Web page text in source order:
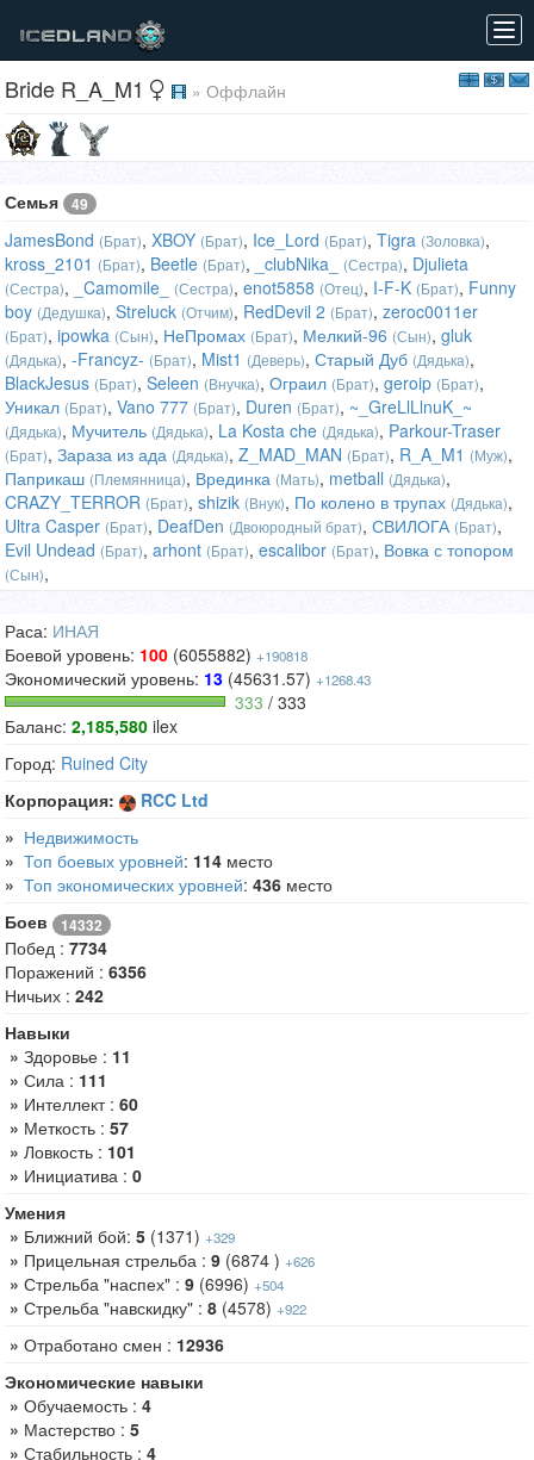
Bride R_A_M1 » Оффлайн
Семья 49
JamesBond (Брат), XBOY (Брат), Ice_Lord (Брат), Tigra (Золовка),
kross_2101 (Брат), Beetle (Брат), _clubNika_ (Сестра), Djulieta
(Сестра), _Camomile_ (Сестра), enot5858 (Отец), I-F-K (Брат), Funny
boy (Дедушка), Streluck (Отчим), RedDevil 2 (Брат), zeroc0011er
(Брат), ipowka (Сын), НеПромах (Брат), Мелкий-96 (Сын), gluk
(Дядька), -Francyz- (Брат), Mist1 (Деверь), Старый Дуб (Дядька),
BlackJesus (Брат), Seleen (Внучка), Ограил (Брат), geroip (Брат),
Уникал (Брат), Vano 777 (Брат), Duren (Брат), ~_GreLlLlnuK_~
(Дядька), Мучитель (Дядька), La Kosta che (Дядька), Parkour-Traser
(Брат), Зараза из ада (Дядька), Z_MAD_MAN (Брат), R_A_M1 (Муж),
Паприкаш (Племянница), Врединка (Мать), metball (Дядька),
CRAZY_TERROR (Брат), shizik (Внук), По колено в трупах (Дядька),
Ultra Casper (Брат), DeafDen (Двоюродный брат), СВИЛОГА (Брат),
Evil Undead (Брат), arhont (Брат), escalibor (Брат), Вовка с топором
(Сын),
Раса: ИНАЯ
Боевой уровень: 100 (6055882) +190818
Экономический уровень: 13 (45631.57) +1268.43
333 / 333
Баланс: 2,185,580 ilex
Город: Ruined City
Корпорация:
RCC Ltd
» Недвижимость
» Топ боевых уровней: 114 место
» Топ экономических уровней: 436 место
Боев
14332
Побед : 7734
Поражений : 6356
Ничьих : 242
Навыки
» Здоровье : 11
» Сила : 111
» Интеллект : 60
» Меткость : 57
» Ловкость : 101
» Инициатива : 0
Умения
» Ближний бой: 5 (1371) +329
» Прицельная стрельба : 9 (6874 ) +626
» Стрельба "наспех" : 9 (6996) +504
» Стрельба "навскидку" : 8 (4578) +922
» Отработано смен : 12936
Экономические навыки
» Обучаемость : 4
» Мастерство : 5
» Стабильность : 4